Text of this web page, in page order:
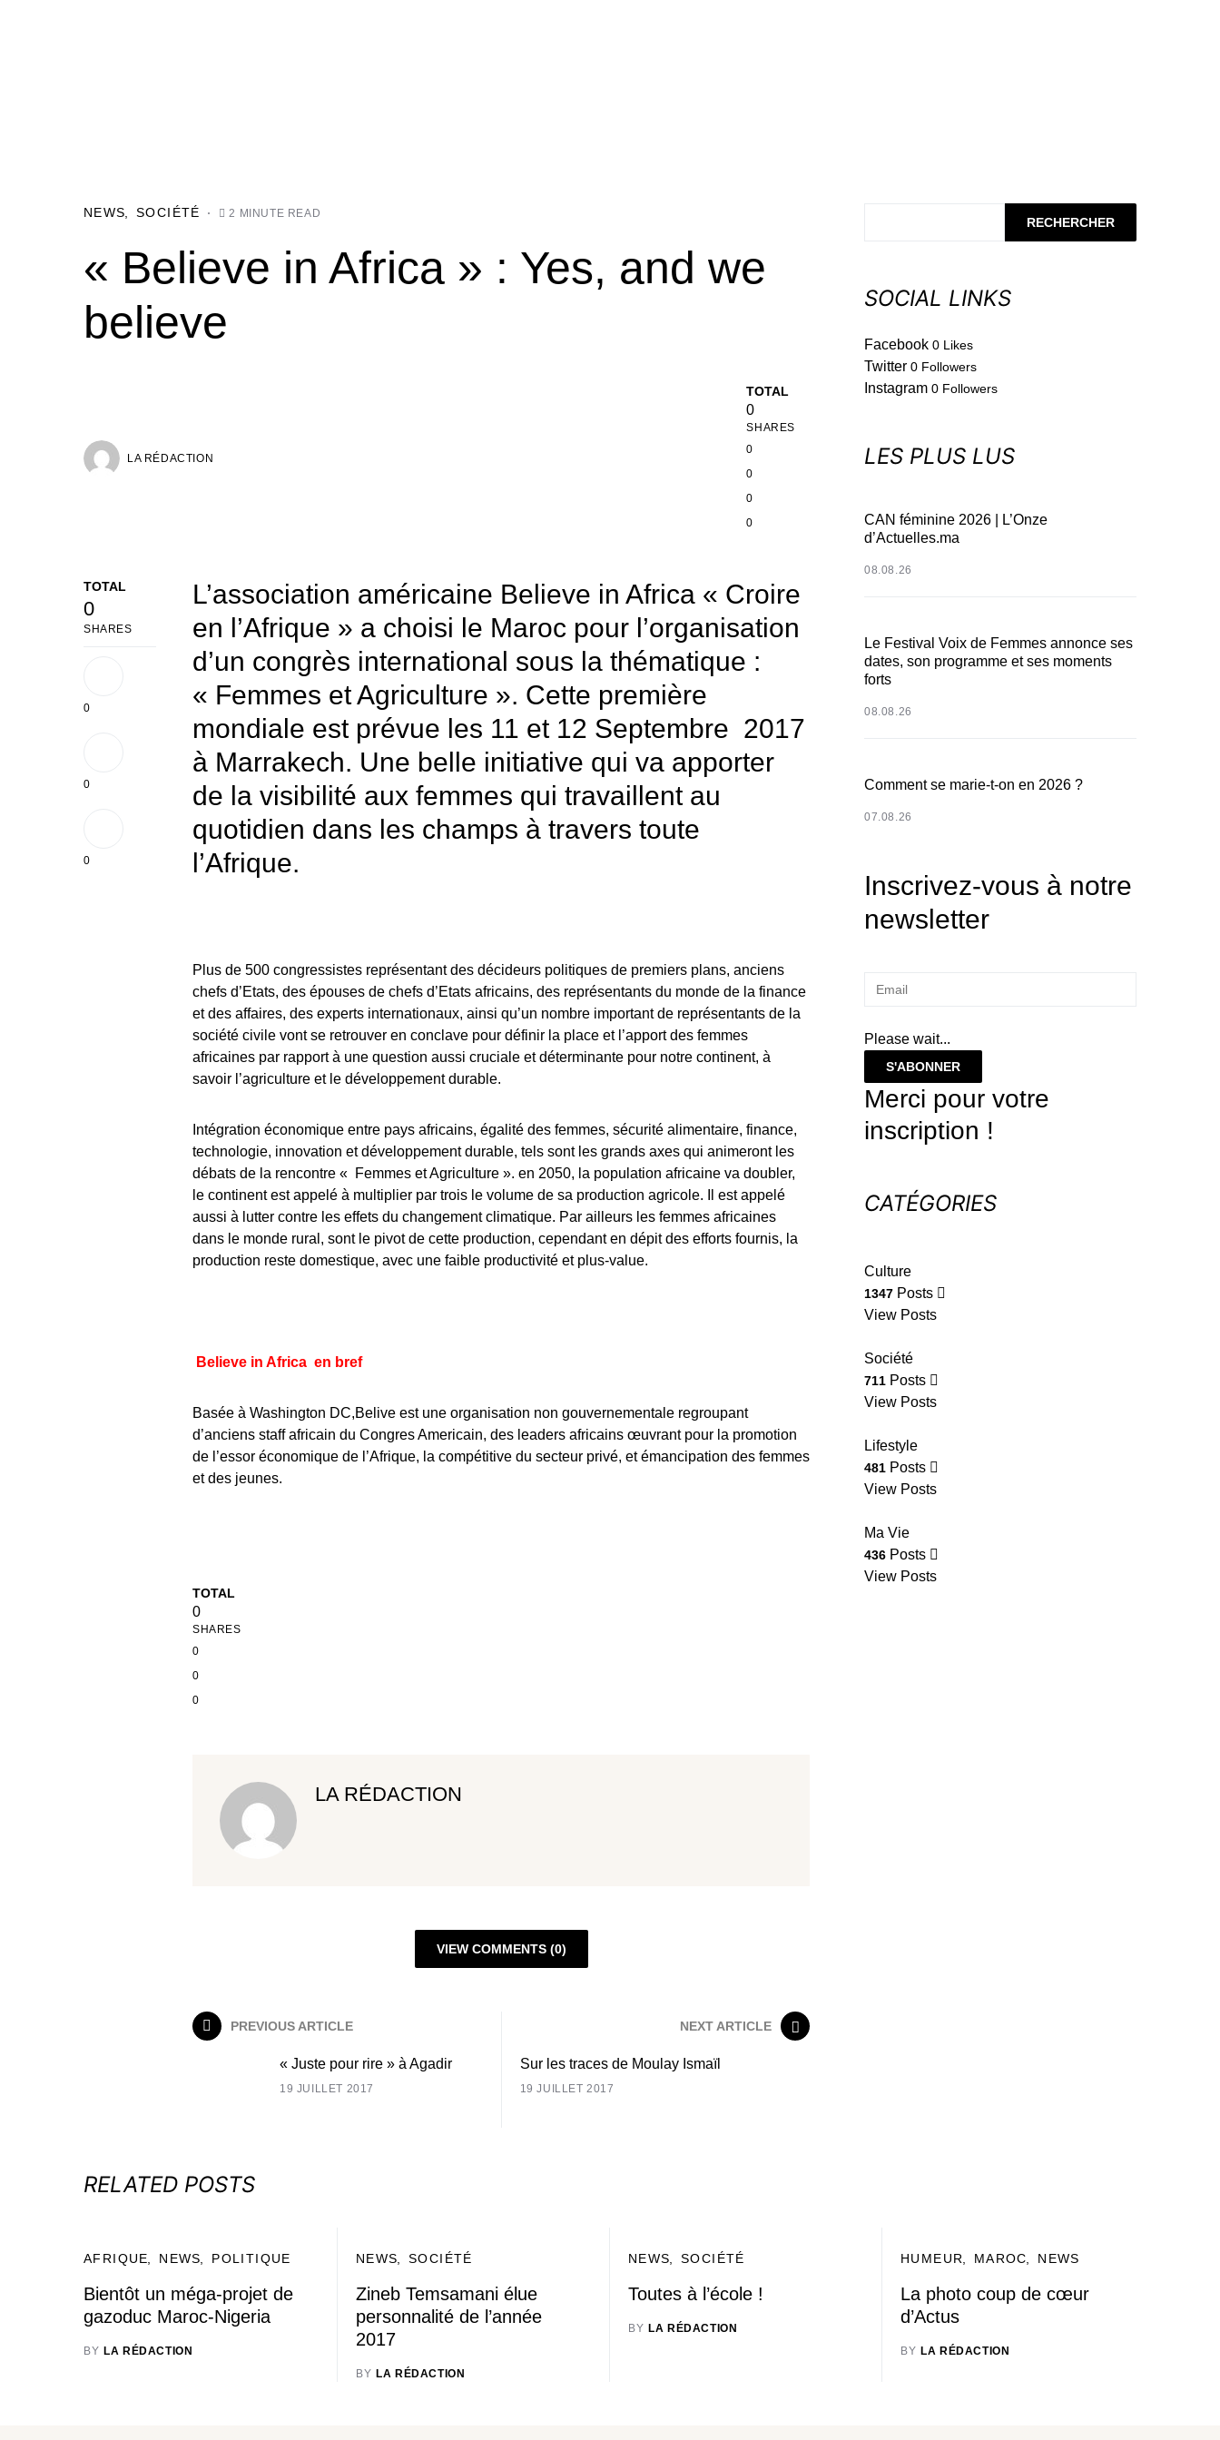
NEWS SOCIÉTÉ 2 MINUTE READ
« Believe in Africa » : Yes, and we
believe
LA RÉDACTION
TOTAL
0
SHARES
0
0
0
0
TOTAL
0
SHARES
0
0
0
L’association américaine Believe in Africa « Croire
en l’Afrique » a choisi le Maroc pour l’organisation
d’un congrès international sous la thématique :
« Femmes et Agriculture ». Cette première
mondiale est prévue les 11 et 12 Septembre 2017
à Marrakech. Une belle initiative qui va apporter
de la visibilité aux femmes qui travaillent au
quotidien dans les champs à travers toute
l’Afrique.
Plus de 500 congressistes représentant des décideurs politiques de premiers plans, anciens
chefs d’Etats, des épouses de chefs d’Etats africains, des représentants du monde de la finance
et des affaires, des experts internationaux, ainsi qu’un nombre important de représentants de la
société civile vont se retrouver en conclave pour définir la place et l’apport des femmes
africaines par rapport à une question aussi cruciale et déterminante pour notre continent, à
savoir l’agriculture et le développement durable.
Intégration économique entre pays africains, égalité des femmes, sécurité alimentaire, finance,
technologie, innovation et développement durable, tels sont les grands axes qui animeront les
débats de la rencontre « Femmes et Agriculture ». en 2050, la population africaine va doubler,
le continent est appelé à multiplier par trois le volume de sa production agricole. Il est appelé
aussi à lutter contre les effets du changement climatique. Par ailleurs les femmes africaines
dans le monde rural, sont le pivot de cette production, cependant en dépit des efforts fournis, la
production reste domestique, avec une faible productivité et plus-value.
Believe in Africa en bref
Basée à Washington DC,Belive est une organisation non gouvernementale regroupant
d’anciens staff africain du Congres Americain, des leaders africains œuvrant pour la promotion
de l’essor économique de l’Afrique, la compétitive du secteur privé, et émancipation des femmes
et des jeunes.
TOTAL
0
SHARES
0
0
0
LA RÉDACTION
VIEW COMMENTS (0)
PREVIOUS ARTICLE
« Juste pour rire » à Agadir
19 JUILLET 2017
NEXT ARTICLE
Sur les traces de Moulay Ismaïl
19 JUILLET 2017
RECHERCHER
SOCIAL LINKS
Facebook 0 Likes
Twitter 0 Followers
Instagram 0 Followers
LES PLUS LUS
CAN féminine 2026 | L’Onze
d’Actuelles.ma
08.08.26
Le Festival Voix de Femmes annonce ses
dates, son programme et ses moments
forts
08.08.26
Comment se marie-t-on en 2026 ?
07.08.26
Inscrivez-vous à notre
newsletter
Please wait...
S'ABONNER
Merci pour votre
inscription !
CATÉGORIES
Culture
1347 Posts
View Posts
Société
711 Posts
View Posts
Lifestyle
481 Posts
View Posts
Ma Vie
436 Posts
View Posts
RELATED POSTS
AFRIQUE NEWS POLITIQUE
Bientôt un méga-projet de
gazoduc Maroc-Nigeria
BY LA RÉDACTION
NEWS SOCIÉTÉ
Zineb Temsamani élue
personnalité de l’année
2017
BY LA RÉDACTION
NEWS SOCIÉTÉ
Toutes à l’école !
BY LA RÉDACTION
HUMEUR MAROC NEWS
La photo coup de cœur
d’Actus
BY LA RÉDACTION